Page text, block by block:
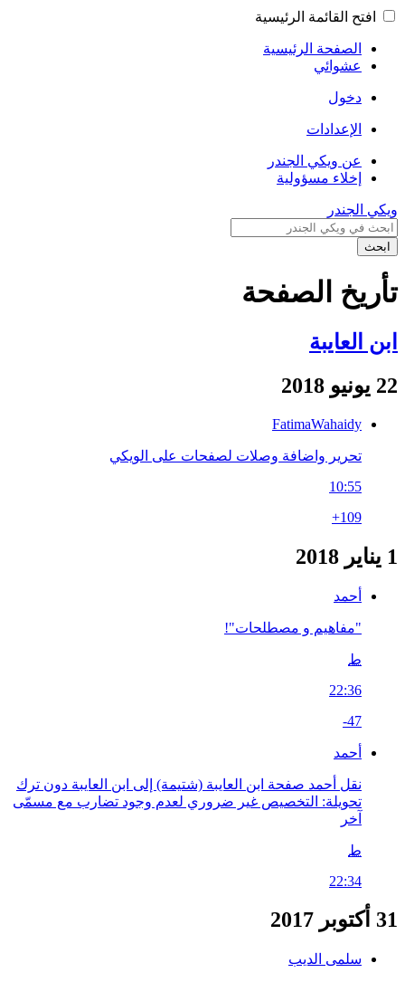
افتح القائمة الرئيسية
الصفحة الرئيسية
عشوائي
دخول
الإعدادات
عن ويكي الجندر
إخلاء مسؤولية
ويكي الجندر
ابحث
تأريخ الصفحة
ابن العايبة
22 يونيو 2018
FatimaWahaidy
تحرير واضافة وصلات لصفحات على الويكي
10:55
+109
1 يناير 2018
أحمد
"مفاهيم و مصطلحات"!
ط
22:36
-47
أحمد
نقل أحمد صفحة ابن العايبة (شتيمة) إلى ابن العايبة دون ترك
تحويلة: التخصيص غير ضروري لعدم وجود تضارب مع مسمّى
آخر
ط
22:34
31 أكتوبر 2017
سلمى الديب